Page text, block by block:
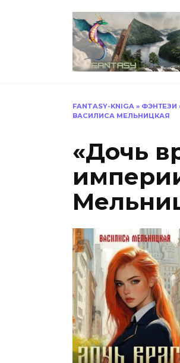
FANTASY-KNIGA » ФЭНТЕЗИ
ВАСИЛИСА МЕЛЬНИЦКАЯ
«Дочь